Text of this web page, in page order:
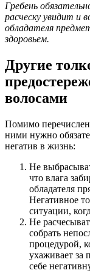
Гребень
расческу увидит и
обладателя
здоровьем.
Другие
волосами
Помимо
ними нужно
негатив в жизнь:
Не
что влага
обладателя
Негативное
ситуации,
Не
собрать
процедурой,
ухаживает за
себе